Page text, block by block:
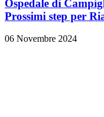
Ospedale di
Prossimi step per
06 Novembre 2024